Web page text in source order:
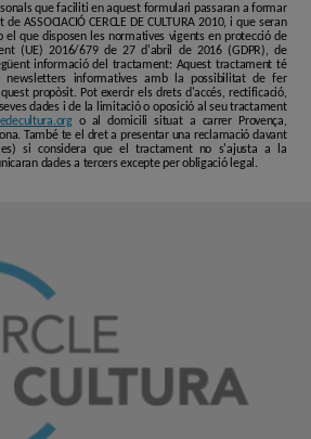
que faciliti en aquest formulari passaran a formar
ASSOCIACIÓ CERCLE DE CULTURA 2010, i que seran
que disposen les normatives vigents en protecció de
(UE) 2016/679 de 27 d'abril de 2016 (GDPR), de
informació del tractament: Aquest tractament té
informatives amb la possibilitat de fer
propòsit. Pot exercir els drets d'accés, rectificació,
dades i de la limitació o oposició al seu tractament
o al domicili situat a carrer Provença,
També te el dret a presentar una reclamació davant
si considera que el tractament no s'ajusta a la
dades a tercers excepte per obligació legal.